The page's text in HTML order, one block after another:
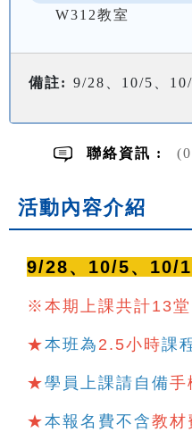
W312教室
備註: 9/28、10/5、
聯絡資訊 :
活動內容介紹
9/28、10/5、10/
※本期上課共計13堂
★本班為 2.5小時課
★學員上課請自備手
★本報名費不含教材